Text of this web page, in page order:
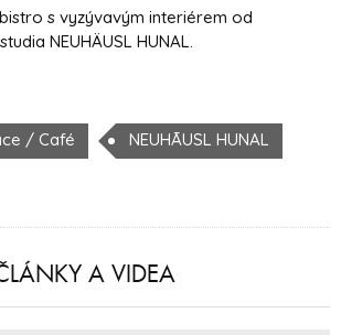
s vyzývavým interiérem od
NEUHÄUSL HUNAL.
/ Café NEUHĀUSL HUNAL
A VIDEA